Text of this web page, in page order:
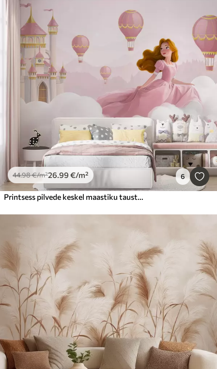
44.98€/m²26.99 €/m² 6
Printsess pilvede keskel maastiku taustal koos lossiga